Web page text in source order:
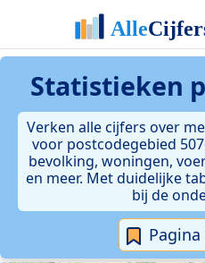
Statistieken
Verken alle cijfers over
voor postcodegebied
bevolking, woningen,
en meer. Met duidelijke
bij de